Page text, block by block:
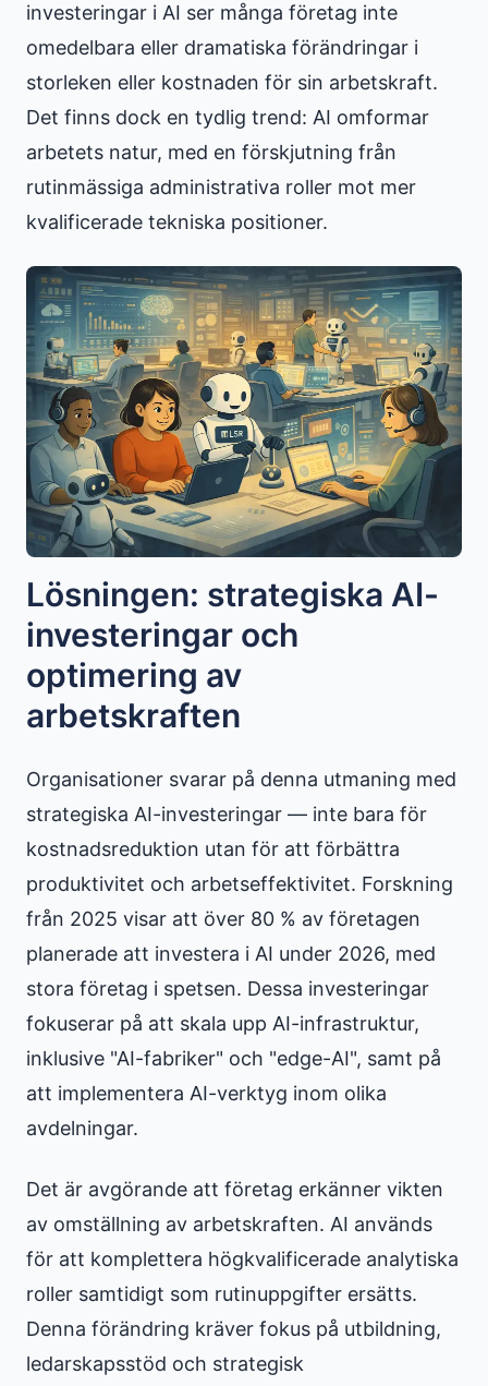
investeringar i AI ser många företag inte
omedelbara eller dramatiska förändringar i
storleken eller kostnaden för sin arbetskraft.
Det finns dock en tydlig trend: AI omformar
arbetets natur, med en förskjutning från
rutinmässiga administrativa roller mot mer
kvalificerade tekniska positioner.
Lösningen: strategiska AI-
investeringar och
optimering av
arbetskraften
Organisationer svarar på denna utmaning med
strategiska AI-investeringar — inte bara för
kostnadsreduktion utan för att förbättra
produktivitet och arbetseffektivitet. Forskning
från 2025 visar att över 80 % av företagen
planerade att investera i AI under 2026, med
stora företag i spetsen. Dessa investeringar
fokuserar på att skala upp AI-infrastruktur,
inklusive "AI-fabriker" och "edge-AI", samt på
att implementera AI-verktyg inom olika
avdelningar.
Det är avgörande att företag erkänner vikten
av omställning av arbetskraften. AI används
för att komplettera högkvalificerade analytiska
roller samtidigt som rutinuppgifter ersätts.
Denna förändring kräver fokus på utbildning,
ledarskapsstöd och strategisk